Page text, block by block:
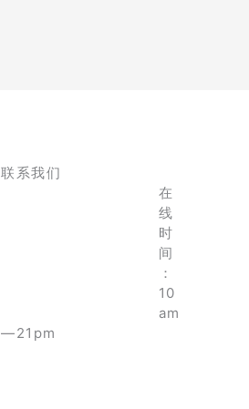
联系我们
在
线
时
间
：
10
am
—21pm